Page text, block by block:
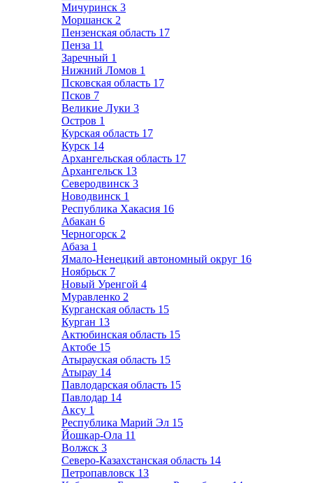
Мичуринск 3
Моршанск 2
Пензенская область 17
Пенза 11
Заречный 1
Нижний Ломов 1
Псковская область 17
Псков 7
Великие Луки 3
Остров 1
Курская область 17
Курск 14
Архангельская область 17
Архангельск 13
Северодвинск 3
Новодвинск 1
Республика Хакасия 16
Абакан 6
Черногорск 2
Абаза 1
Ямало-Ненецкий автономный округ 16
Ноябрьск 7
Новый Уренгой 4
Муравленко 2
Курганская область 15
Курган 13
Актюбинская область 15
Актобе 15
Атырауская область 15
Атырау 14
Павлодарская область 15
Павлодар 14
Аксу 1
Республика Марий Эл 15
Йошкар-Ола 11
Волжск 3
Северо-Казахстанская область 14
Петропавловск 13